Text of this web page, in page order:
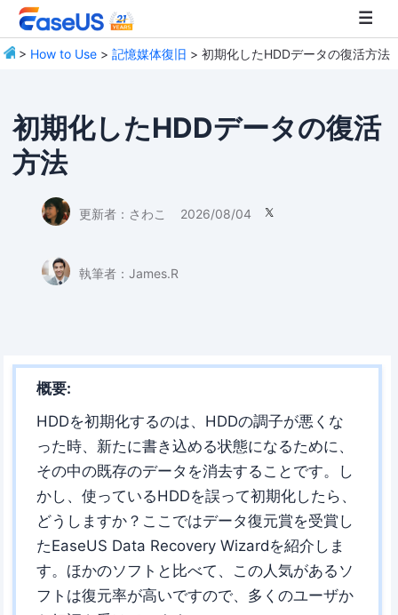
> How to Use >記憶媒体復旧 > 初期化したHDDデータの復活方法
初期化したHDDデータの復活
方法
更新者： さわこ 2026/08/04 
執筆者： James.R
概要:
HDDを初期化するのは、HDDの調子が悪くな
った時、新たに書き込める状態になるために、
その中の既存のデータを消去することです。し
かし、使っているHDDを誤って初期化したら、
どうしますか？ここではデータ復元賞を受賞し
たEaseUS Data Recovery Wizardを紹介しま
す。ほかのソフトと比べて、この人気があるソ
フトは復元率が高いですので、多くのユーザか